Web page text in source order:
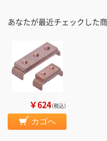
あなたが最近チェックした
￥624（税込）
カゴへ